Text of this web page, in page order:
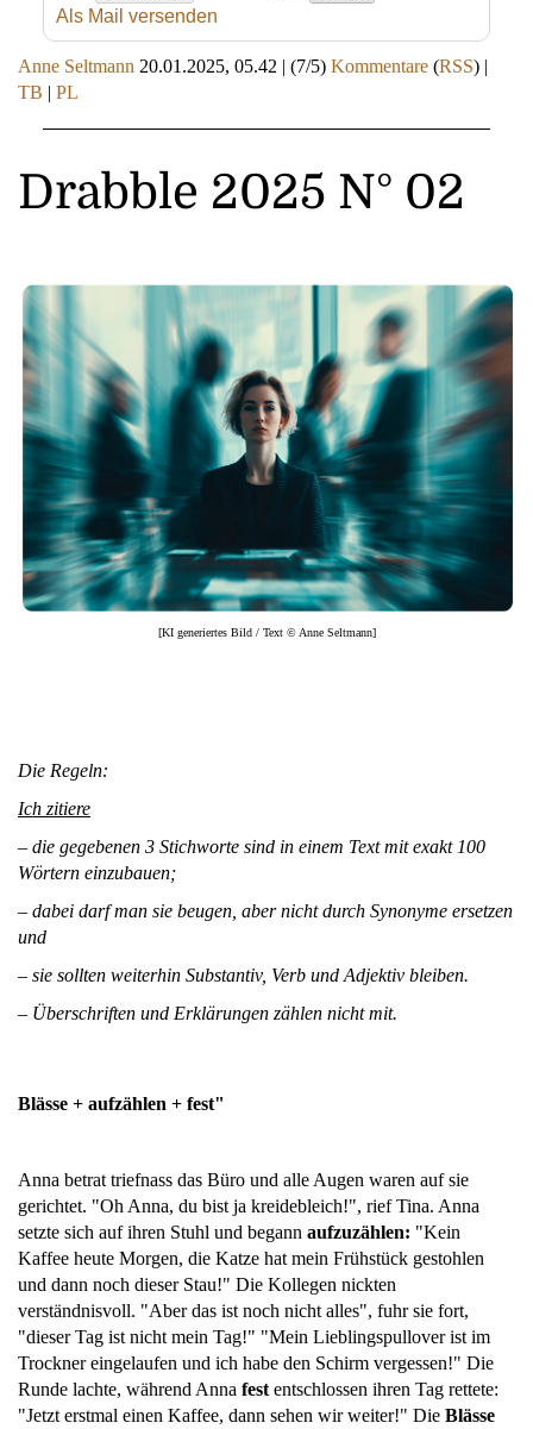
Als Mail versenden
Anne Seltmann 20.01.2025, 05.42 | (7/5) Kommentare (RSS) |
TB | PL
Drabble 2025 N° 02
[KI generiertes Bild / Text © Anne Seltmann]
Die Regeln:
Ich zitiere
– die gegebenen 3 Stichworte sind in einem Text mit exakt 100
Wörtern einzubauen;
– dabei darf man sie beugen, aber nicht durch Synonyme ersetzen
und
– sie sollten weiterhin Substantiv, Verb und Adjektiv bleiben.
– Überschriften und Erklärungen zählen nicht mit.
Blässe + aufzählen + fest"
Anna betrat triefnass das Büro und alle Augen waren auf sie
gerichtet. "Oh Anna, du bist ja kreidebleich!", rief Tina. Anna
setzte sich auf ihren Stuhl und begann aufzuzählen: "Kein
Kaffee heute Morgen, die Katze hat mein Frühstück gestohlen
und dann noch dieser Stau!" Die Kollegen nickten
verständnisvoll. "Aber das ist noch nicht alles", fuhr sie fort,
"dieser Tag ist nicht mein Tag!" "Mein Lieblingspullover ist im
Trockner eingelaufen und ich habe den Schirm vergessen!" Die
Runde lachte, während Anna fest entschlossen ihren Tag rettete:
"Jetzt erstmal einen Kaffee, dann sehen wir weiter!" Die Blässe